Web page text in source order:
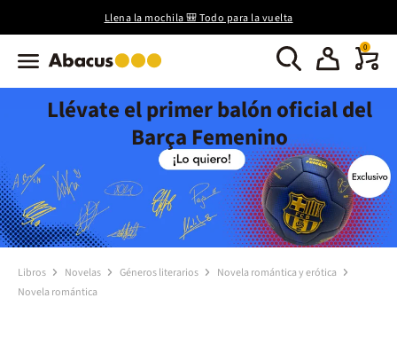
Llena la mochila 🎒 Todo para la vuelta
0
Llévate el primer balón oficial del
Barça Femenino
Libros Novelas Géneros literarios
Novela romántica y erótica
Novela romántica